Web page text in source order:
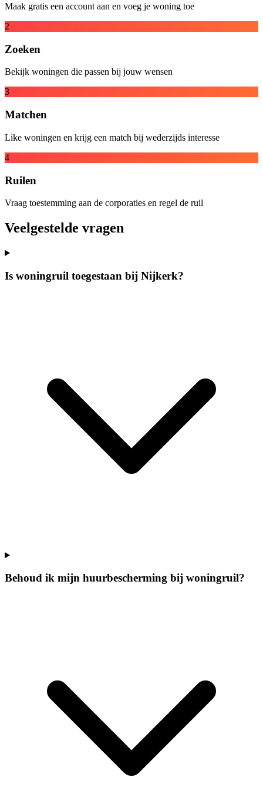
Maak gratis een account aan en voeg je woning toe
2
Zoeken
Bekijk woningen die passen bij jouw wensen
3
Matchen
Like woningen en krijg een match bij wederzijds interesse
4
Ruilen
Vraag toestemming aan de corporaties en regel de ruil
Veelgestelde vragen
Is woningruil toegestaan bij Nijkerk?
Behoud ik mijn huurbescherming bij woningruil?